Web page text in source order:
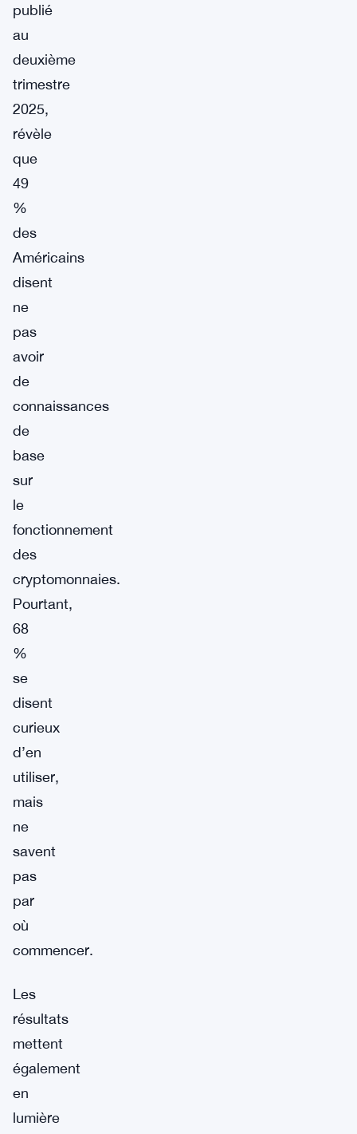
publié
au
deuxième
trimestre
2025,
révèle
que
49
%
des
Américains
disent
ne
pas
avoir
de
connaissances
de
base
sur
le
fonctionnement
des
cryptomonnaies.
Pourtant,
68
%
se
disent
curieux
d’en
utiliser,
mais
ne
savent
pas
par
où
commencer.
Les
résultats
mettent
également
en
lumière